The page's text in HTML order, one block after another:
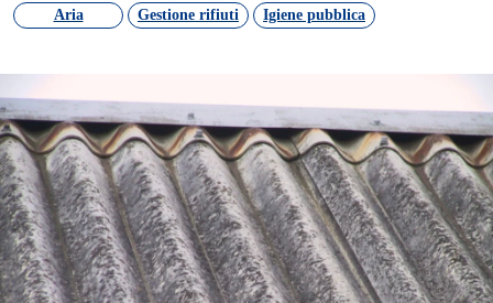
Aria Gestione rifiuti Igiene pubblica